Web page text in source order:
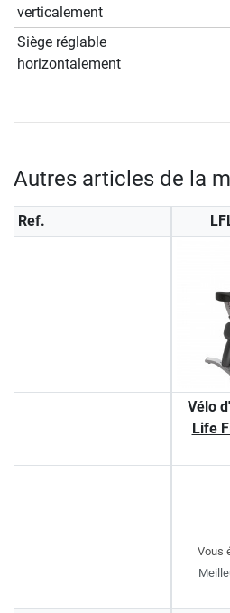
verticalement
Siège réglable
horizontalement
Autres articles de la
Ref.
Vélo
Life
Vous